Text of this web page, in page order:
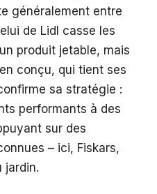
généralement entre
de Lidl casse les
produit jetable, mais
conçu, qui tient ses
sa stratégie :
performants à des
sur des
– ici, Fiskars,
jardin.